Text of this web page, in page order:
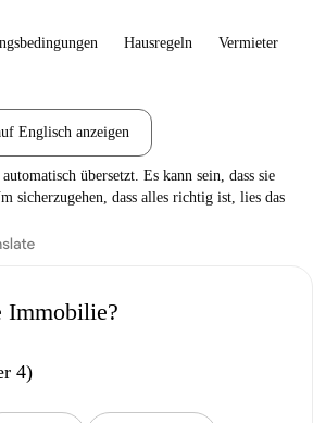
Hausregeln Vermieter
Englisch anzeigen
übersetzt. Es kann sein, dass sie
sicherzugehen, dass alles richtig ist, lies das
Immobilie?
4)